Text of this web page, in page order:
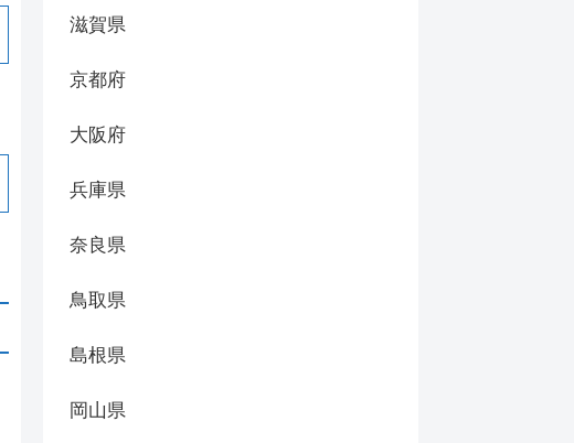
滋賀県
京都府
大阪府
兵庫県
奈良県
鳥取県
島根県
岡山県